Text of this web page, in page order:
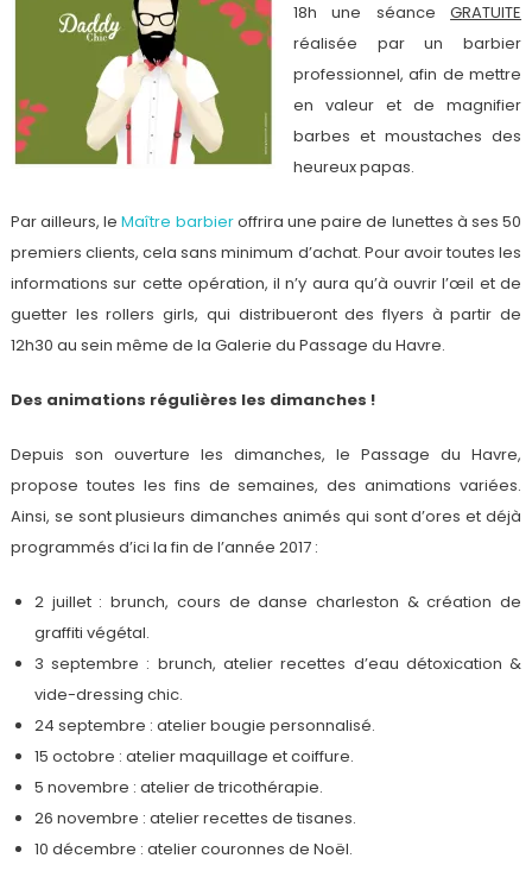
18h une séanceGRATUITE
réalisée par un barbier
professionnel, afin de mettre
en valeur et de magnifier
barbes et moustaches des
heureux papas.
Par ailleurs, leMaître barbieroffrira une paire de lunettes à ses 50
premiers clients, cela sans minimum d’achat. Pour avoir toutes les
informations sur cette opération, il n’y aura qu’à ouvrir l’œil et de
guetter les rollers girls, qui distribueront des flyers à partir de
12h30 au sein même de la Galerie du Passage du Havre.
Des animations régulières les dimanches !
Depuis son ouverture les dimanches, le Passage du Havre,
propose toutes les fins de semaines, des animations variées.
Ainsi, se sont plusieurs dimanches animés qui sont d’ores et déjà
programmés d’ici la fin de l’année 2017 :
2 juillet : brunch, cours de danse charleston & création de
graffiti végétal.
3 septembre : brunch, atelier recettes d’eau détoxication &
vide-dressing chic.
24 septembre : atelier bougie personnalisé.
15 octobre : atelier maquillage et coiffure.
5 novembre : atelier de tricothérapie.
26 novembre : atelier recettes de tisanes.
10 décembre : atelier couronnes de Noël.